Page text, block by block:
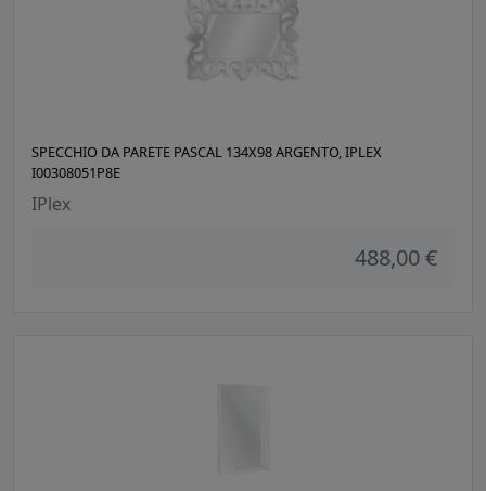
SPECCHIO DA PARETE PASCAL 134X98 ARGENTO, IPLEX
I00308051P8E
IPlex
488,00 €